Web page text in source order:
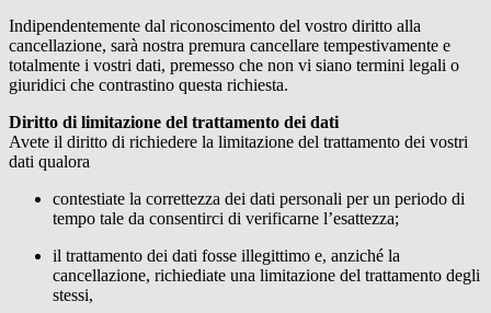
Indipendentemente dal riconoscimento del vostro diritto alla
cancellazione, sarà nostra premura cancellare tempestivamente e
totalmente i vostri dati, premesso che non vi siano termini legali o
giuridici che contrastino questa richiesta.
Diritto di limitazione del trattamento dei dati
Avete il diritto di richiedere la limitazione del trattamento dei vostri
dati qualora
contestiate la correttezza dei dati personali per un periodo di
tempo tale da consentirci di verificarne l’esattezza;
il trattamento dei dati fosse illegittimo e, anziché la
cancellazione, richiediate una limitazione del trattamento degli
stessi,